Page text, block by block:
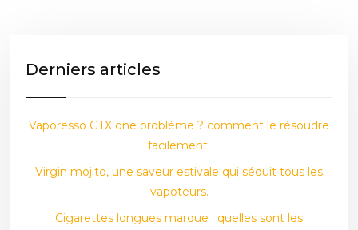
Derniers articles
Vaporesso GTX one problème ? comment le résoudre
facilement.
Virgin mojito, une saveur estivale qui séduit tous les
vapoteurs.
Cigarettes longues marque : quelles sont les